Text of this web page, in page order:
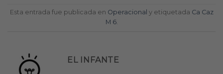
Esta entrada fue publicada en Operacional y etiquetada Ca Caz
M 6.
EL INFANTE